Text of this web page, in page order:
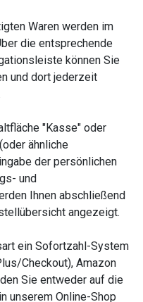
Waren werden im
die entsprechende
können Sie
und dort jederzeit
"Kasse" oder
ähnliche
der persönlichen
und
Ihnen abschließend
angezeigt.
ein Sofortzahl-System
Checkout), Amazon
Sie entweder auf die
unserem Online-Shop